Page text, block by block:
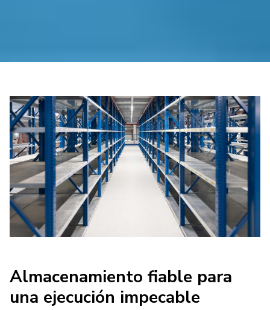
Almacenamiento fiable para
una ejecución impecable